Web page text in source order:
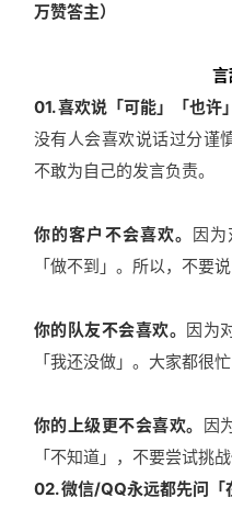
万赞答主）
01. 喜欢说「可能」「也许
没有人会喜欢说话过分谨
不敢为自己的发言负责。
你的客户不会喜欢。 因
「做不到」。所以，不要
你的队友不会喜欢。 因为
「我还没做」。大家都很
你的上级更不会喜欢。
因
「不知道」，不要尝试挑战
02. 微信/QQ永远都先问「